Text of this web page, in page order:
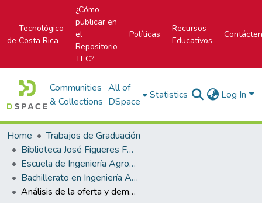
Tecnológico
de Costa Rica
¿Cómo
publicar en
el
Repositorio
TEC?
Políticas
Recursos
Educativos
Communities
& Collections
All of
DSpace
Statistics Log In
Home
Trabajos de Graduación
Biblioteca José Figueres Ferrer
Escuela de Ingeniería Agropecuaria Administrativa
Bachillerato en Ingeniería Agropecuaria Administrativa
Análisis de la oferta y demanda de los Servicios de Desarrollo Empresarial (SDE) dirigidos a la micro, pequeña y mediana empresa (MIPYME) del sector agropecuario y agroindustrial del cantón de Talamanca, Limón